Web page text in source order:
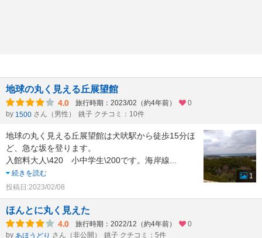
地球の丸く見える丘展望館
4.0 旅行時期：2023/02（約4年前）
0
by 1500 さん（男性） 銚子 クチコミ：10件
地球の丸く見える丘展望館は犬吠駅から徒歩15分ほ
ど、急な坂を登ります。
入館料大人\420 小中学生\200です。海岸線
続きを読む
投稿日:2023/02/08
1
ほんとに丸く見えた
4.0 旅行時期：2022/12（約4年前）
0
by あほうどり さん（非公開） 銚子 クチコミ：5件